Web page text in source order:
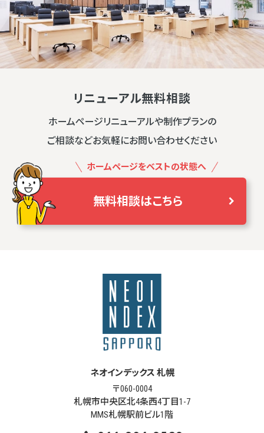
リニューアル無料相談
ホームページリニューアルや制作プランの
ご相談などお気軽にお問い合わせください
ホームページをベストの状態へ
無料相談はこちら
ネオインデックス 札幌
〒060-0004
札幌市中央区北4条西4丁目1-7
MMS札幌駅前ビル1階